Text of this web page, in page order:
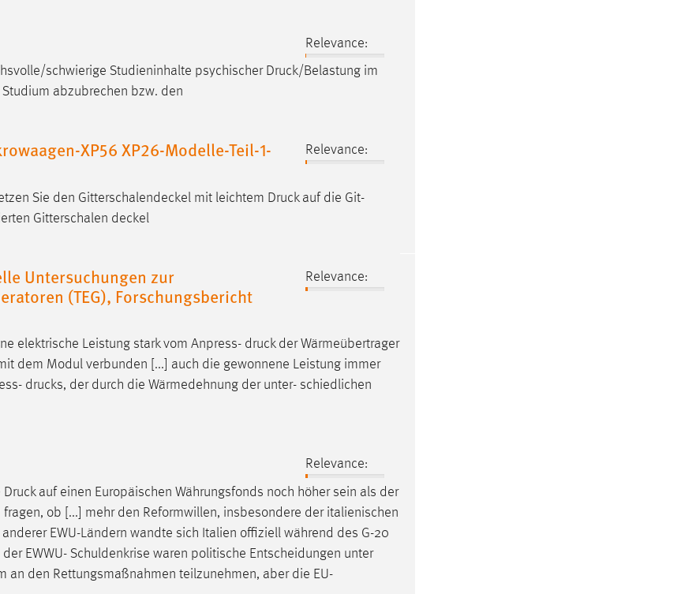
Relevance:
schwierige Studieninhalte psychischer Druck/Belastung im
abzubrechen bzw. den
XP56 XP26-Modelle-Teil-1-
Relevance:
Sie den Gitterschalendeckel mit leichtem Druckauf die Git­
Gitterschalen­ deckel
Untersuchungen zur
(TEG), Forschungsbericht
Relevance:
elektrische Leistung stark vom Anpress- druckder Wärmeübertrager
dem Modul verbunden [...] auch die gewonnene Leistung immer
drucks, der durch die Wärmedehnung der unter- schiedlichen
Relevance:
Druckauf einen Europäischen Währungsfonds noch höher sein als der
ob [...] mehr den Reformwillen, insbesondere der italienischen
EWU-Ländern wandte sich Italien offiziell während des G-20
EWWU- Schuldenkrise waren politische Entscheidungen unter
an den Rettungsmaßnahmen teilzunehmen, aber die EU-